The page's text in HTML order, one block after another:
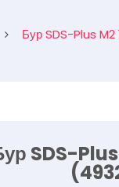
Бур SDS-Plus M2
SDS-